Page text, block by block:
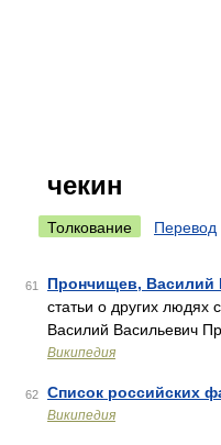
чекин
Толкование Перевод
61 Прончищев, Василий
статьи о других
Василий Васильевич
Википедия
62 Список российских
Википедия